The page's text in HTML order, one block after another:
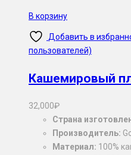
В корзину
Добавить в
пользователей)
Кашемировый
32,000₽
Страна
Производитель:
Материал: 100%